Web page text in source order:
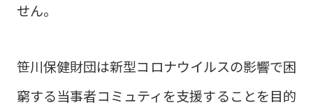
せん。
笹川保健財団は新型コロナウイルスの影響で困
窮する当事者コミュティを支援することを目的